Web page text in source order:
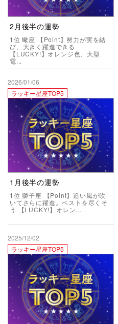
2月後半の運勢
1位 蠍座 【Point】努力が実を結
び、大きく躍進できる
【LUCKY!】オレンジ色、大型
電...
2026/01/06
ラッキー星座TOP5
1月後半の運勢
1位 獅子座 【Point】追い風が吹
いてさらに躍進。ベストを尽くそ
う 【LUCKY!】オレン...
2025/12/02
ラッキー星座TOP5